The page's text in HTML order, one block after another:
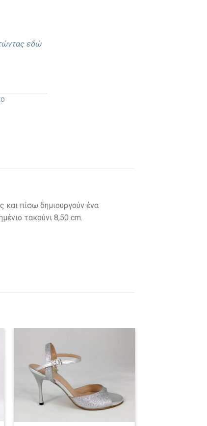
εδώ
και πίσω δημιουργούν ένα
τακούνι 8,50 cm.